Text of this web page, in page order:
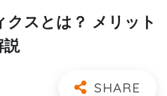
クスとは？ メリット
説